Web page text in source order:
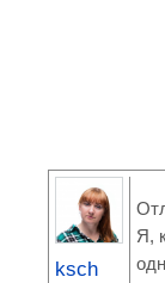
ksch
Я,